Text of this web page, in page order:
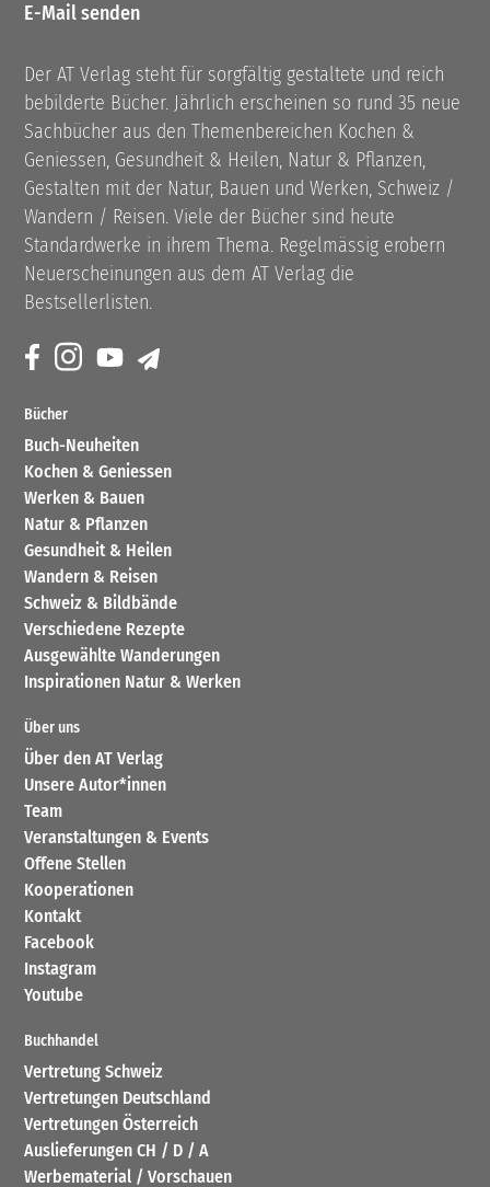
E-Mail senden
Der AT Verlag steht für sorgfältig gestaltete und reich
bebilderte Bücher. Jährlich erscheinen so rund 35 neue
Sachbücher aus den Themenbereichen Kochen &
Geniessen, Gesundheit & Heilen, Natur & Pflanzen,
Gestalten mit der Natur, Bauen und Werken, Schweiz /
Wandern / Reisen. Viele der Bücher sind heute
Standardwerke in ihrem Thema. Regelmässig erobern
Neuerscheinungen aus dem AT Verlag die
Bestsellerlisten.
Bücher
Buch-Neuheiten
Kochen & Geniessen
Werken & Bauen
Natur & Pflanzen
Gesundheit & Heilen
Wandern & Reisen
Schweiz & Bildbände
Verschiedene Rezepte
Ausgewählte Wanderungen
Inspirationen Natur & Werken
Über uns
Über den AT Verlag
Unsere Autor*innen
Team
Veranstaltungen & Events
Offene Stellen
Kooperationen
Kontakt
Facebook
Instagram
Youtube
Buchhandel
Vertretung Schweiz
Vertretungen Deutschland
Vertretungen Österreich
Auslieferungen CH / D / A
Werbematerial / Vorschauen